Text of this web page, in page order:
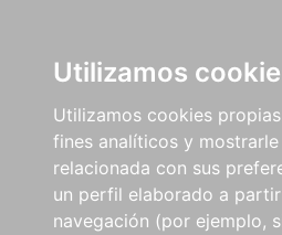
Utilizamos
Utilizamos cookies
fines analíticos y
relacionada con sus
un perfil elaborado a
navegación (por ejemplo,